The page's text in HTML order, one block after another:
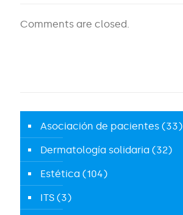
Comments are closed.
Asociación de pacientes (33)
Dermatología solidaria (32)
Estética (104)
ITS (3)